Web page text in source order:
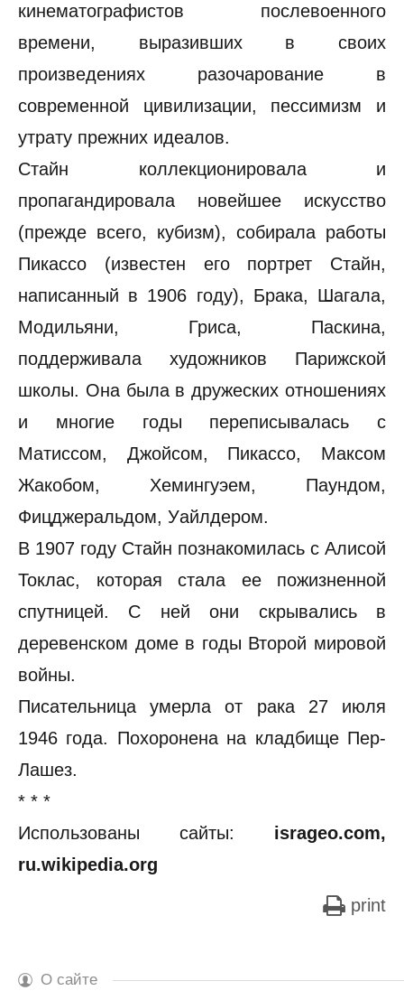
кинематографистов послевоенного
времени, выразивших в своих
произведениях разочарование в
современной цивилизации, пессимизм и
утрату прежних идеалов.
Стайн коллекционировала и
пропагандировала новейшее искусство
(прежде всего, кубизм), собирала работы
Пикассо (известен его портрет Стайн,
написанный в 1906 году), Брака, Шагала,
Модильяни, Гриса, Паскина,
поддерживала художников Парижской
школы. Она была в дружеских отношениях
и многие годы переписывалась с
Матиссом, Джойсом, Пикассо, Максом
Жакобом, Хемингуэем, Паундом,
Фицджеральдом, Уайлдером.
В 1907 году Стайн познакомилась с Алисой
Токлас, которая стала ее пожизненной
спутницей. С ней они скрывались в
деревенском доме в годы Второй мировой
войны.
Писательница умерла от рака 27 июля
1946 года. Похоронена на кладбище Пер-
Лашез.
* * *
Использованы сайты: isrageo.com,
ru.wikipedia.org
print
О сайте